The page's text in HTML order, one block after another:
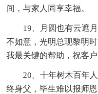
间，与家人同享幸福。
19、月圆也有云遮
不如意，光明总现黎明
我最关键的帮助，祝客
20、十年树木百年
终身父，毕生难以报师